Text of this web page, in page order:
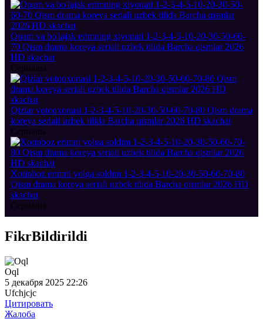
Opam va bo'lajak erimning xiyonati 1-2-3-4-5-10-20-30-50-60-
70 Qism drama koreya seriali uzbek tilida Barcha qismlar 2026
HD skachat
Сериалы
Qizlar yotoqxonasi 1-2-3-4-5-10-20-30-50-60-70-80 Qism drama
koreya seriali uzbek tilida Barcha qismlar 2026 HD skachat
Сериалы
Xotinboz erimni yolga soldim 1-2-3-4-5-10-20-30-50-60-70-80
Qism drama koreya seriali uzbek tilida Barcha qismlar 2026 HD
skachat
Сериалы
FikrBildirildi
Oql
5 декабря 2025 22:26
Ufchjcjc
Цитировать
Жалоба